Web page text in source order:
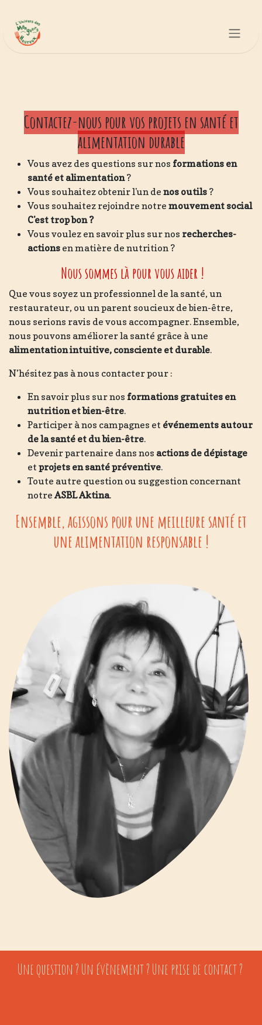
Contactez-nous pour vos projets en santé et
alimentation durable
Vous avez des questions sur nos formations en
santé et alimentation?
Vous souhaitez obtenir l'un de nos outils ?
Vous souhaitez rejoindre notre mouvement social
C'est trop bon ?
Vous voulez en savoir plus sur nos recherches-
actions en matière de nutrition ?
Nous sommes là pour vous aider !
Que vous soyez un professionnel de la santé, un
restaurateur, ou un parent soucieux de bien-être,
nous serions ravis de vous accompagner. Ensemble,
nous pouvons améliorer la santé grâce à une
alimentation intuitive, consciente et durable.
N’hésitez pas à nous contacter pour :
En savoir plus sur nos formations gratuites en
nutrition et bien-être.
Participer à nos campagnes et événements autour
de la santé et du bien-être.
Devenir partenaire dans nos actions de dépistage
et projets en santé préventive.
Toute autre question ou suggestion concernant
notre ASBL Aktina.
Ensemble, agissons pour une meilleure santé et
une alimentation responsable !
Une question ? Un évènement ? Une prise de contact ?